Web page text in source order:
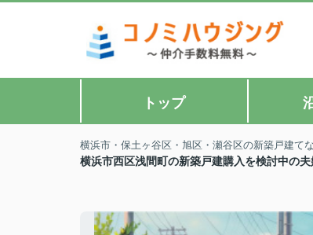
トップ
横浜市・保土ヶ谷区・旭区・瀬谷区の新築戸建て
横浜市西区浅間町の新築戸建購入を検討中の